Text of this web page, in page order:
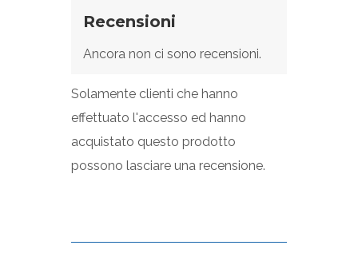
Recensioni
Ancora non ci sono recensioni.
Solamente clienti che hanno
effettuato l'accesso ed hanno
acquistato questo prodotto
possono lasciare una recensione.